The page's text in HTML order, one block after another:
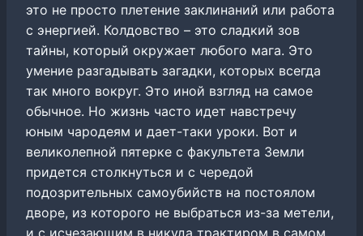
это не просто плетение заклинаний или работа
с энергией. Колдовство – это сладкий зов
тайны, который окружает любого мага. Это
умение разгадывать загадки, которых всегда
так много вокруг. Это иной взгляд на самое
обычное. Но жизнь часто идет навстречу
юным чародеям и дает-таки уроки. Вот и
великолепной пятерке с факультета Земли
придется столкнуться и с чередой
подозрительных самоубийств на постоялом
дворе, из которого не выбраться из-за метели,
и с исчезающим в никуда трактиром в самом